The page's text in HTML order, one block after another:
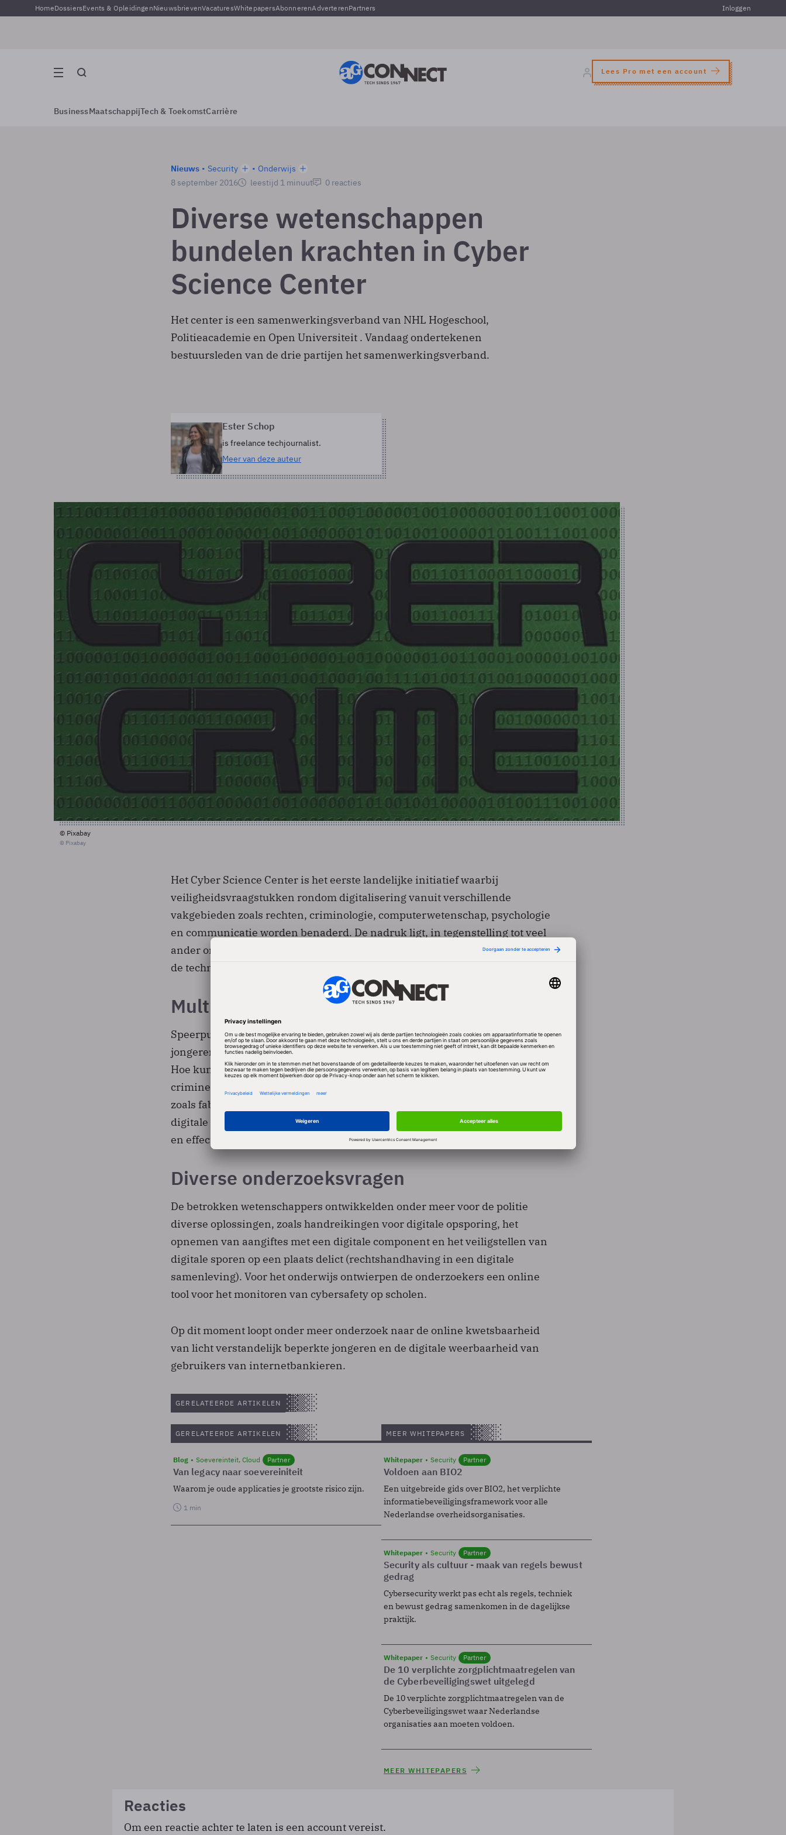
HomeDossiersEvents & OpleidingenNieuwsbrievenVacaturesWhitepapersAbonnerenAdverterenPartners Inloggen
Lees Pro met een account
BusinessMaatschappijTech & ToekomstCarrière
Nieuws Security
Onderwijs
8 september 2016
leestijd 1 minuut 0 reacties
Diverse wetenschappen
bundelen krachten in Cyber
Science Center
Het center is een samenwerkingsverband van NHL Hogeschool,
Politieacademie en Open Universiteit . Vandaag ondertekenen
bestuursleden van de drie partijen het samenwerkingsverband.
Ester Schop
is freelance techjournalist.
Meer van deze auteur
© Pixabay
© Pixabay
Het Cyber Science Center is het eerste landelijke initiatief waarbij
veiligheidsvraagstukken rondom digitalisering vanuit verschillende
vakgebieden zoals rechten, criminologie, computerwetenschap, psychologie
en communicatie worden benaderd. De nadruk ligt, in tegenstelling tot veel
ander onderzoek op het gebied van digitale veiligheid, niet hoofdzakelijk op
de technische kant, maar op de combinatie van gedrag en digitale techniek.
Multidisciplinair onderzoek
Speerpunten van het Cyber Science Center zijn de digitale veiligheid bij
jongeren en bedrijven en de rechtshandhaving in een digitale samenleving.
Hoe kunnen internetgebruikers hun veiligheid vergroten? Hoe gaan
criminelen te werk en wat is daar tegen te doen? En hoe kunnen organisaties
zoals fabrikanten, scholen, providers, banken of de overheid zelf aan hun
digitale veiligheid bijdragen? Om antwoorden op dergelijke vragen te vinden
en effectieve maatregelen te ontwikkelen, is onderzoek nodig.
Diverse onderzoeksvragen
De betrokken wetenschappers ontwikkelden onder meer voor de politie
diverse oplossingen, zoals handreikingen voor digitale opsporing, het
opnemen van aangiftes met een digitale component en het veiligstellen van
digitale sporen op een plaats delict (rechtshandhaving in een digitale
samenleving). Voor het onderwijs ontwierpen de onderzoekers een online
tool voor het monitoren van cybersafety op scholen.
Op dit moment loopt onder meer onderzoek naar de online kwetsbaarheid
van licht verstandelijk beperkte jongeren en de digitale weerbaarheid van
gebruikers van internetbankieren.
GERELATEERDE ARTIKELEN
GERELATEERDE ARTIKELEN
Blog Soevereinteit, Cloud Partner
Van legacy naar soevereiniteit
Waarom je oude applicaties je grootste risico zijn.
1 min
MEER WHITEPAPERS
Whitepaper Security Partner
Voldoen aan BIO2
Een uitgebreide gids over BIO2, het verplichte
informatiebeveiligingsframework voor alle
Nederlandse overheidsorganisaties.
Whitepaper Security Partner
Security als cultuur - maak van regels bewust
gedrag
Cybersecurity werkt pas echt als regels, techniek
en bewust gedrag samenkomen in de dagelijkse
praktijk.
Whitepaper Security Partner
De 10 verplichte zorgplichtmaatregelen van
de Cyberbeveiligingswet uitgelegd
De 10 verplichte zorgplichtmaatregelen van de
Cyberbeveiligingswet waar Nederlandse
organisaties aan moeten voldoen.
MEER WHITEPAPERS
Reacties
Om een reactie achter te laten is een account vereist.